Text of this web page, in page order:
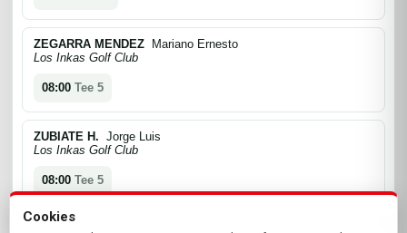
ZEGARRA MENDEZ Mariano Ernesto
Los Inkas Golf Club
08:00 Tee 5
ZUBIATE H. Jorge Luis
Los Inkas Golf Club
08:00 Tee 5
Cookies